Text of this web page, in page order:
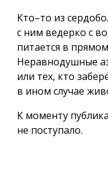
Кто–то из
с ним ведерко с
питается в
Неравнодушные
или тех, кто
в ином случае
К моменту
не поступало.